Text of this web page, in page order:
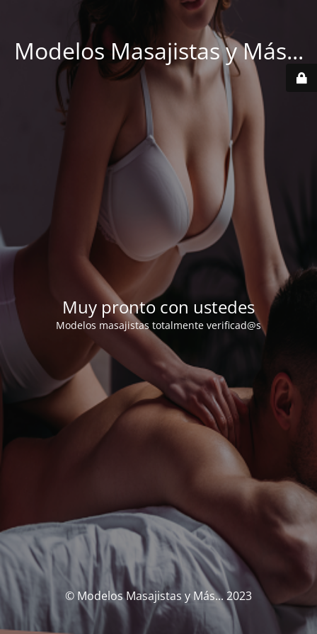
Modelos Masajistas y Más...
Muy pronto con ustedes
Modelos masajistas totalmente verificad@s
© Modelos Masajistas y Más... 2023